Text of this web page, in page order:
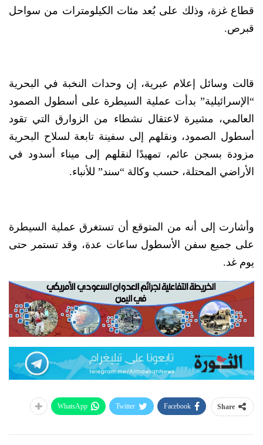
قطاع غزة، وذلك على بُعد مئات الكيلومترات من سواحل
قبرص.
قالت وسائل إعلام عبرية، إن وحدات النخبة في البحرية
“الإسرائيلية” بدأت عملية السيطرة على أسطول الصمود
العالمي، مشيرة لاعتقال نشطاء من الزوارق التي تقود
أسطول الصمود، ونقلهم إلى سفينة تابعة لسلاح البحرية
مزودة بسجن عائم، تمهيدًا لنقلهم إلى ميناء أسدود في
الأراضي المحتلة، حسب وكالة “سند” للأنباء.
وأشارت إلى أنه من المتوقع أن تستغرق عملية السيطرة
على جميع سفن الأسطول ساعات عدة، وقد تستمر حتى
يوم غد.
Share
Facebook
Twitter
WhatsApp